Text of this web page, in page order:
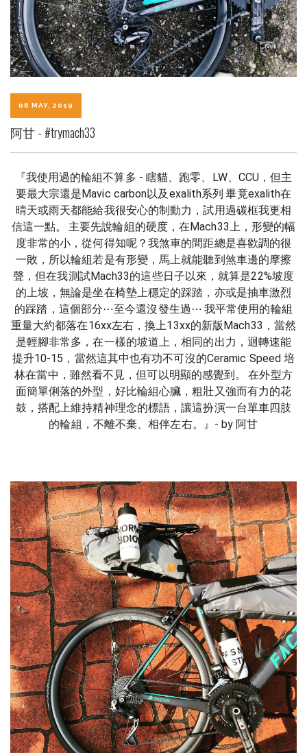
06 MAY, 2019
阿甘 - #trymach33
『我使用過的輪組不算多 - 瞎貓、跑零、LW、CCU，但主
要最大宗還是Mavic carbon以及exalith系列 畢竟exalith在
晴天或雨天都能給我很安心的制動力，試用過碳框我更相
信這一點。
主要先說輪組的硬度，在Mach33上，形變的幅
度非常的小，從何得知呢？我煞車的間距總是喜歡調的很
一敗，所以輪組若是有形變，馬上就能聽到煞車邊的摩擦
聲，但在我測試Mach33的這些日子以來，就算是22%坡度
的上坡，無論是坐在椅墊上穩定的踩踏，亦或是抽車激烈
的踩踏，這個部分⋯至今還沒發生過⋯ 我平常使用的輪組
重量大約都落在16xx左右，換上13xx的新版Mach33，當然
是輕腳非常多，在一樣的坡道上，相同的出力，迴轉速能
提升10-15，當然這其中也有功不可沒的Ceramic Speed 培
林在當中，雖然看不見，但可以明顯的感覺到。
在外型方
面簡單俐落的外型，好比輪組心臟，粗壯又強而有力的花
鼓，搭配上維持精神理念的標語，讓這扮演一台單車四肢
的輪組，不離不棄、相伴左右。』- by 阿甘